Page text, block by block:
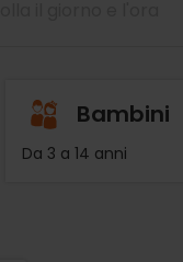
Bambini
Da 3 a 14 anni